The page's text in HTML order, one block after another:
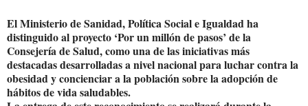
El Ministerio de Sanidad, Política Social e Igualdad ha
distinguido al proyecto ‘Por un millón de pasos’ de la
Consejería de Salud, como una de las iniciativas más
destacadas desarrolladas a nivel nacional para luchar contra la
obesidad y concienciar a la población sobre la adopción de
hábitos de vida saludables.